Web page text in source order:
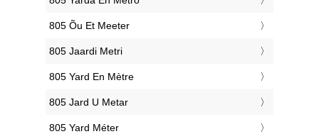
‎805 Õu Et Meeter
‎805 Jaardi Metri
‎805 Yard En Mètre
‎805 Jard U Metar
‎805 Yard Méter